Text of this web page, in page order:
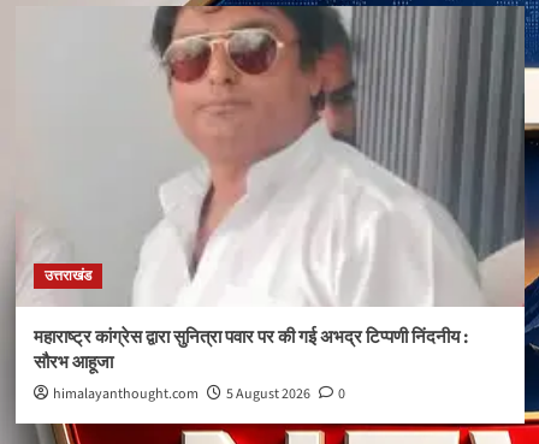
उत्तराखंड
महाराष्ट्र कांग्रेस द्वारा सुनित्रा पवार पर की गई अभद्र टिप्पणी निंदनीय :
सौरभ आहूजा
himalayanthought.com 5 August 2026 0